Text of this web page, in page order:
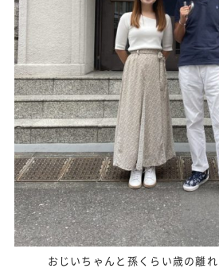
おじいちゃんと孫くらい歳の離れ